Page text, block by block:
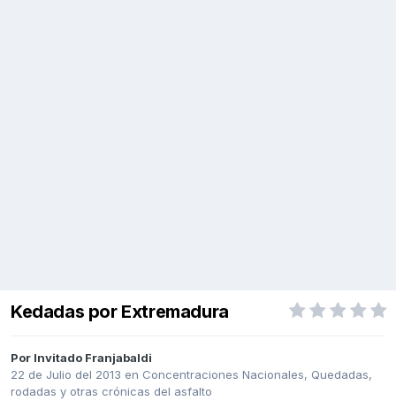
Kedadas por Extremadura
Por Invitado Franjabaldi
22 de Julio del 2013 en Concentraciones Nacionales, Quedadas,
rodadas y otras crónicas del asfalto